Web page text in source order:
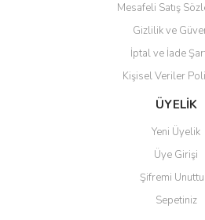
Gönder
Mesafeli Satış
Gizlilik ve
İptal ve İade
Kişisel Veriler
ÜYELİK
Yeni Üyelik
Üye Girişi
Şifremi
Sepetiniz